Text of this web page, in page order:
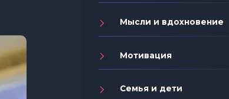
Мысли и вдохновение
Мотивация
Семья и дети